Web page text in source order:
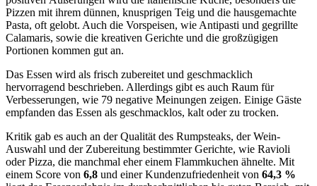
Pizzen mit ihrem dünnen, knusprigen Teig und die hausgemachte
Pasta, oft gelobt. Auch die Vorspeisen, wie Antipasti und gegrillte
Calamaris, sowie die kreativen Gerichte und die großzügigen
Portionen kommen gut an.
Das Essen wird als frisch zubereitet und geschmacklich
hervorragend beschrieben. Allerdings gibt es auch Raum für
Verbesserungen, wie 79 negative Meinungen zeigen. Einige Gäste
empfanden das Essen als geschmacklos, kalt oder zu trocken.
Kritik gab es auch an der Qualität des Rumpsteaks, der Wein-
Auswahl und der Zubereitung bestimmter Gerichte, wie Ravioli
oder Pizza, die manchmal eher einem Flammkuchen ähnelte. Mit
einem Score von 6,8 und einer Kundenzufriedenheit von 64,3 %